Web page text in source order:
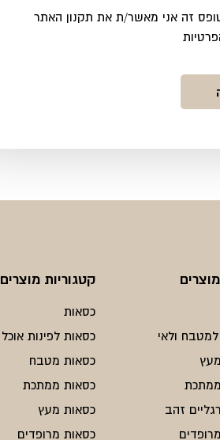
זה אני מאשר/ת את תקנון האתר
ולאי
זהב
קטגוריות מוצרים
כסאות
כסאות לפינות אוכל
כסאות מטבח
כסאות ממתכת
כסאות מעץ
כסאות מרופדים